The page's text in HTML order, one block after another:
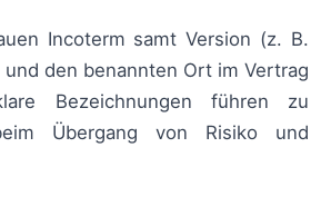
Incoterm samt Version (z. B.
den benannten Ort im Vertrag
Bezeichnungen führen zu
Übergang von Risiko und